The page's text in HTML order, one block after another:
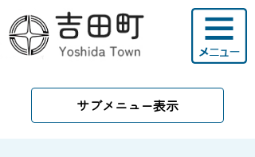
サブメニュー表示